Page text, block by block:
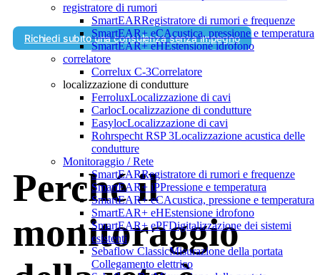
registratore di rumori
SmartEARRegistratore di rumori e frequenze
SmartEAR+ eCAcustica, pressione e temperatura
SmartEAR+ eHEstensione idrofono
correlatore
Correlux C-3Correlatore
localizzazione di condutture
FerroluxLocalizzazione di cavi
CarlocLocalizzazione di condutture
EasylocLocalizzazione di cavi
Rohrspecht RSP 3Localizzazione acustica delle
condutture
Monitoraggio / Rete
SmartEARRegistratore di rumori e frequenze
SmartEAR+ iPPressione e temperatura
SmartEAR+ eCAcustica, pressione e temperatura
SmartEAR+ eHEstensione idrofono
SmartEAR+ ePFDigitalizzazione dei sistemi
esistenti
Sebaflow ClassicMisurazione della portata
Collegamento elettrico
Richiedi subito una consulenza senza impegno
Perché il
monitoraggio